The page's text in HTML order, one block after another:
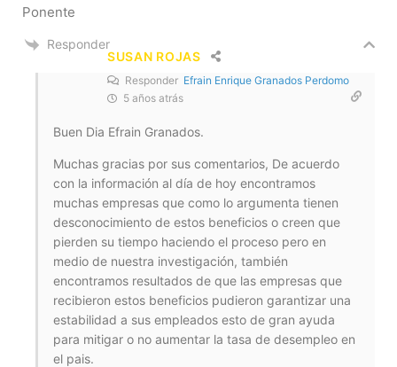
Ponente
Responder
SUSAN ROJAS
Responder Efrain Enrique Granados Perdomo
5 años atrás
Buen Dia Efrain Granados.
Muchas gracias por sus comentarios, De acuerdo
con la información al día de hoy encontramos
muchas empresas que como lo argumenta tienen
desconocimiento de estos beneficios o creen que
pierden su tiempo haciendo el proceso pero en
medio de nuestra investigación, también
encontramos resultados de que las empresas que
recibieron estos beneficios pudieron garantizar una
estabilidad a sus empleados esto de gran ayuda
para mitigar o no aumentar la tasa de desempleo en
el pais.